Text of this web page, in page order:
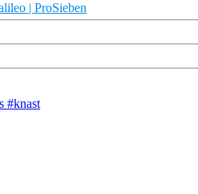
| ProSieben
#knast